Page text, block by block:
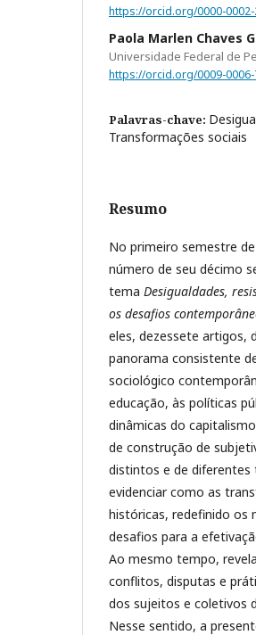
https://orcid.org/0000-0002-
Paola Marlen Chaves
Universidade Federal de
https://orcid.org/0009-0006-
Palavras-chave:
Transformações sociais
Resumo
No primeiro semestre
número de seu décimo
tema Desigualdades,
os desafios
eles, dezessete artigos,
panorama consistente
sociológico
educação, às políticas
dinâmicas do
de construção de
distintos e de diferentes
evidenciar como as
históricas, redefinido os
desafios para a
Ao mesmo tempo,
conflitos, disputas e
dos sujeitos e coletivos
Nesse sentido, a